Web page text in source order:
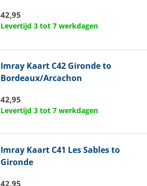
42,95
Levertijd 3 tot 7 werkdagen
Imray Kaart C42 Gironde to
Bordeaux/Arcachon
42,95
Levertijd 3 tot 7 werkdagen
Imray Kaart C41 Les Sables to
Gironde
42,95